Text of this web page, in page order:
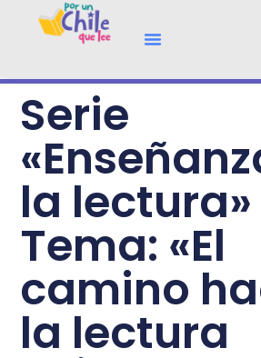
Serie
la lectura»
Tema: «El
camino
la lectura